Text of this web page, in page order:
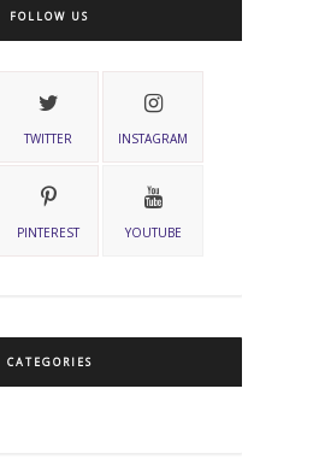
FOLLOW US
TWITTER INSTAGRAM
PINTEREST YOUTUBE
CATEGORIES